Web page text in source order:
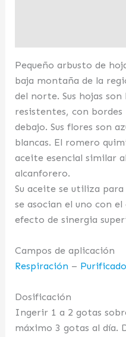
Pequeño arbusto de
baja montaña de la
del norte. Sus hojas son
resistentes, con
debajo. Sus flores son
blancas. El romero
aceite esencial similar
alcanforero.
Su aceite se utiliza
se asocian el uno con
efecto de sinergia
Campos de aplicación
Respiración –
Dosificación
Ingerir 1 a 2 gotas
máximo 3 gotas al día.